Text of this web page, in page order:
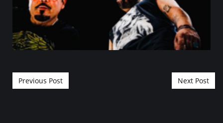
Post navigation
Previous Post Next Post